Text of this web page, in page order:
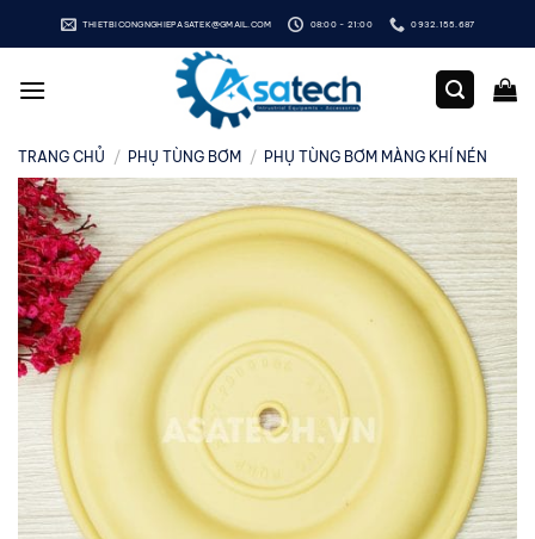
qua
dung
THIETBICONGNGHIEPASATEK@GMAIL.COM 08:00 - 21:00 0932.155.687
TRANG CHỦ / PHỤ TÙNG BƠM / PHỤ TÙNG BƠM MÀNG KHÍ NÉN